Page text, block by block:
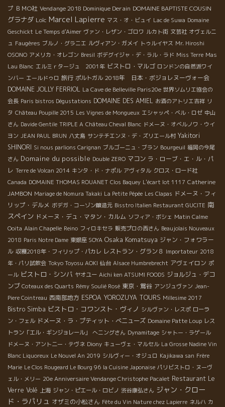
プ ＢＭО社 Vendange 2018 Dominique Derain DOMAINE BAPTISTE COUSIN
グラナダ Loïc Marcel Lapierre マス・オ・ビュイ Lac de Suwa Domaine
Geschickt Le Temps d'Aimer ヴァン・レザン・ゴロワ ルカト街 文芸社 オヴェルニ
ュ Faugères ブルノ・グラニエ ルヴィアン・ガメイ トゥルイヤス Mr. Hiroshi
OSONO アメリカ・オレゴン Bresil ボデグイジャ・デ・ラル・ラド Miss Terre Mas
Lau Blanc エルミｒタージュ 2001年 ビストロ・マルゴ ロンドンの自然派ワイ
ンバー エールドゥロ 旅行 ポルトガル 2018年 日本・ボジョレヌーヴォー会
DOMAINE JOLLY FERRIOL La Cave de Belleville Paris20e 世界ソムリエ協会の
会長 Paris bistros Dégustations DOMAINE DES AMIEL お酒のアトリエ吉祥 リ
タ Château Poupille 2015 Les Vignes de Mongueux エシャッペ・ベル・ロゼ 中山
さん Davide Gentile TRIPLE A Château Cheval Blanc ドメーヌ・オベルノワ・ウイ
ヨン JEAN PAUL BRUN 八丈島 サンテチエンヌ・デ・ズリエール村 Yakitori
SHINORI Si nous parlions Carignan ブルゴーニュ・ブラン Bourgeuil 福岡の今尾
さん Domaine du possible Double ZERO マコン ラ・ローブ・エ・ル・パ
レ Terre de Volcan 2014 キンタ・ド・ナポル アヴィタル クロス・ロード社
Canada DOMAINE THOMAS ROUANET Clos Baquey L'écart lot 1117 Catherine
JAMBON Mariage de Nomura Takaki La Petite Pépée Les Clapas ドメーヌ・フィ
リップ・デルメ ボデガ・コーゾン醸造元 Bisstro Italien Restaurant GUCITE 南
スペイン ドメーヌ・デュ・マタン・カルム ソフィア・ボシェ Matin Calme
Ooita Alain Chapelle Reino フィロキセラ 販売プロの西さん Beaujolais Nouveaux
2018 Paris Notre Dame 東銀座 SOYA Osaka Komatsuya ジャン・フォワラー
ル 収穫2018年・フィリップ・パカレ レストラン・グラン８ Importateur 2018
年・パリ試飲会 Tokyo Toyosu AOKI 仙台 Alsace Humbrebrecht アヴェイロン ポ
ール ビストロ・シンバ ヤオユー Aichi ken ATSUMI FOODS ジョルジュ・デコ
ンブ Coteaux des Quarts Rémy Soulié Rosé 東京・鴬谷 アンジュヴァン Jean-
Piere Cointreau 西南部地方 ESPOA YOROZUYA TOURS Millesime 2017
Bistro Simba ビストロ・コワンスト・ヴィノ シルヴァン・レスポ ローラ
ン・フェル ドメーヌ・ラ・プティット・べニューズ Domaine Patte Loup レス
トラン「エル・ギンジョレール」
へニングさん Dynamitage シャトー・ラゲール
ドメーヌ・アント二ー・テヴネ Diony キューヴェ・マルセル La Grosse Nadine Vin
Blanc Liquoreux Le Nouvel An 2019 シルヴィー・オジュロ Kajikawa san Frère
Marie Le Clos Rougeard Le Bourg 96 la Cuisine Japonaise パリビストロ・ヌーヴ
ェル・メリー 20e Anniversaire Vendange Christophe Pacalet Restaurant Le
Verre Volé
上海 ジャン・ピエール・ロビノ 渋谷康弘さん ジャン・クロー
ド・ラパリュ オザミの小松さん Fête du Vin Nature chez Lapierre ネルハ カ